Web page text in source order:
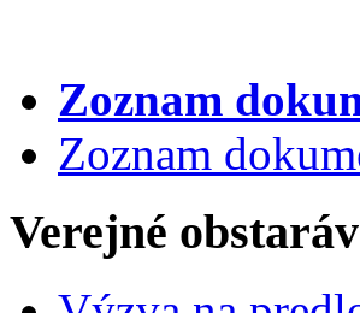
Zoznam
Zoznam
Verejné